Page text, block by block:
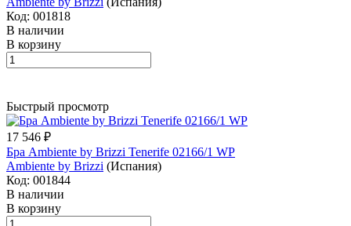
Код: 001818
В наличии
В корзину
Быстрый просмотр
17 546 ₽
Бра Ambiente by Brizzi Tenerife 02166/1 WP
Ambiente by Brizzi (Испания)
Код: 001844
В наличии
В корзину